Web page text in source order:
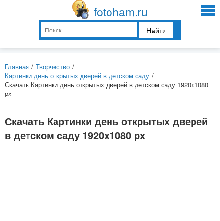
fotoham.ru
Найти
Главная / Творчество /
Картинки день открытых дверей в детском саду /
Скачать Картинки день открытых дверей в детском саду 1920x1080
px
Скачать Картинки день открытых дверей
в детском саду 1920x1080 px